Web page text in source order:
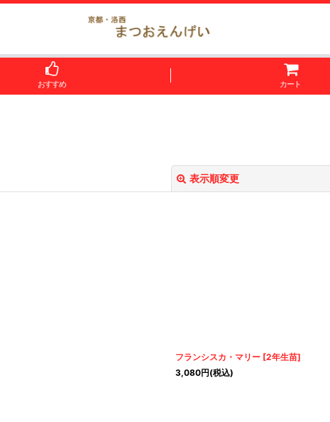
おすすめ カート
表示順変更
フランシスカ・マリー [2年生苗]
3,080円(税込)